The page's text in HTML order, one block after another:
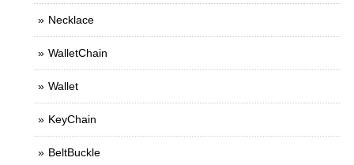
Necklace
WalletChain
Wallet
KeyChain
BeltBuckle